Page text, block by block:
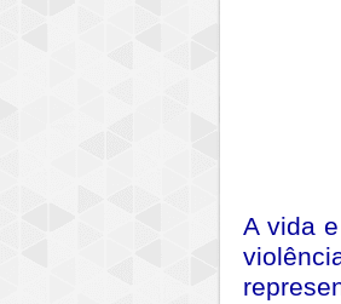
A vida